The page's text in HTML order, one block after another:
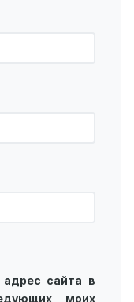
сайта в
моих